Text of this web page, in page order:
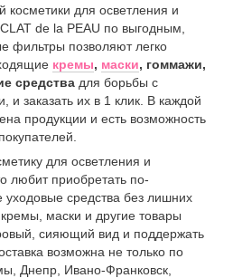
косметики для осветления и
de la PEAU по выгодным,
фильтры позволяют легко
кремы, маски, гоммажи,
средства для борьбы с
и заказать их в 1 клик. В каждой
продукции и есть возможность
для осветления и
любит приобретать по-
средства без лишних
маски и другие товары
сияющий вид и поддержать
возможна не только по
Днепр, Ивано-Франковск,